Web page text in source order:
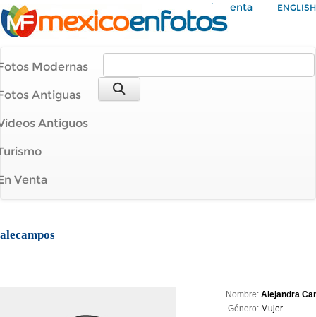
Mi Cuenta ENGLISH
Modernas
Antiguas
Antiguos
Venta
alecampos
Nombre: Alejandra
Género: Mujer